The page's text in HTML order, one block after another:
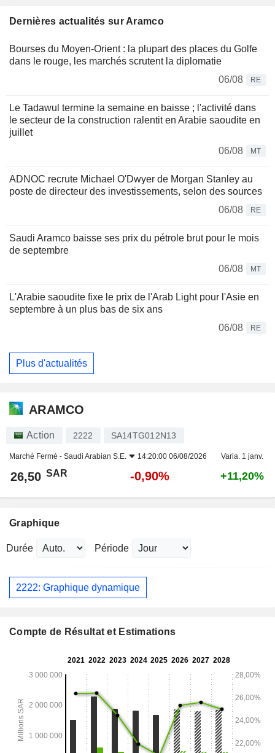
Dernières actualités sur Aramco
Bourses du Moyen-Orient : la plupart des places du Golfe
dans le rouge, les marchés scrutent la diplomatie
06/08
RE
Le Tadawul termine la semaine en baisse ; l'activité dans
le secteur de la construction ralentit en Arabie saoudite en
juillet
06/08
MT
ADNOC recrute Michael O'Dwyer de Morgan Stanley au
poste de directeur des investissements, selon des sources
06/08
RE
Saudi Aramco baisse ses prix du pétrole brut pour le mois
de septembre
06/08
MT
L'Arabie saoudite fixe le prix de l'Arab Light pour l'Asie en
septembre à un plus bas de six ans
06/08
RE
Plus d'actualités
ARAMCO
Action 2222 SA14TG012N13
Marché Fermé - Saudi Arabian S.E. 14:20:00 06/08/2026 Varia. 1 janv.
26,50 SAR -0,90% +11,20%
Graphique
Durée Période
2222: Graphique dynamique
Compte de Résultat et Estimations